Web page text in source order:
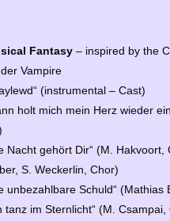
Fantasy – inspired by the
Vampire
(instrumental – Cast)
holt mich mein Herz wieder
Nacht gehört Dir“ (M. Hakvoort,
S. Weckerlin, Chor)
unbezahlbare Schuld“ (Mathias
tanz im Sternlicht“ (M. Csampai,